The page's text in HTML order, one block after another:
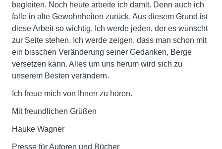
begleiten. Noch heute arbeite ich damit. Denn auch ich
falle in alte Gewohnheiten zurück. Aus diesem Grund ist
diese Arbeit so wichtig. Ich werde jeden, der es wünscht
zur Seite stehen. Ich werde zeigen, dass man schon mit
ein bisschen Veränderung seiner Gedanken, Berge
versetzen kann. Alles um uns herum wird sich zu
unserem Besten verändern.
Ich freue mich von Ihnen zu hören.
Mit freundlichen Grüßen
Hauke Wagner
Presse für Autoren und Bücher